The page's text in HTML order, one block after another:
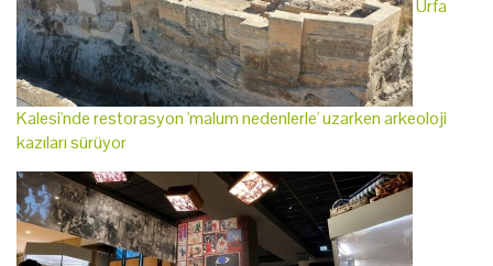
Urfa
Kalesi'nde restorasyon 'malum nedenlerle' uzarken arkeoloji
kazıları sürüyor